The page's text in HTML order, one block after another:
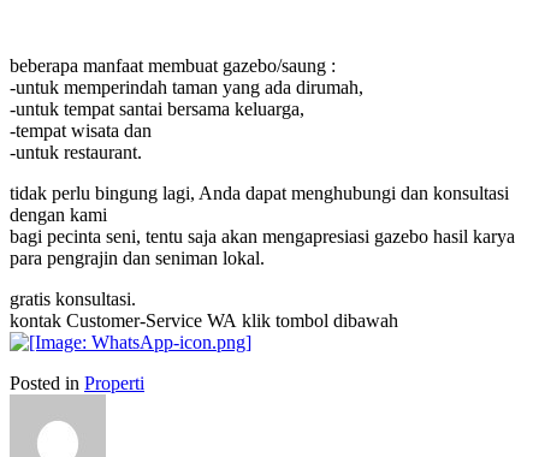
beberapa manfaat membuat gazebo/saung :
-untuk memperindah taman yang ada dirumah,
-untuk tempat santai bersama keluarga,
-tempat wisata dan
-untuk restaurant.
tidak perlu bingung lagi, Anda dapat menghubungi dan konsultasi
dengan kami
bagi pecinta seni, tentu saja akan mengapresiasi gazebo hasil karya
para pengrajin dan seniman lokal.
gratis konsultasi.
kontak Customer-Service WA klik tombol dibawah
Posted in Properti